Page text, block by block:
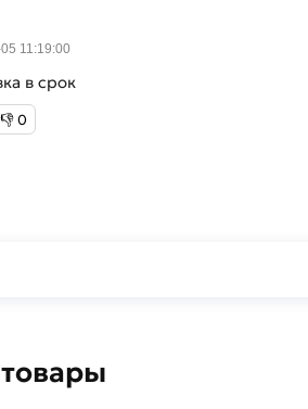
11:19:00
в срок
👎0